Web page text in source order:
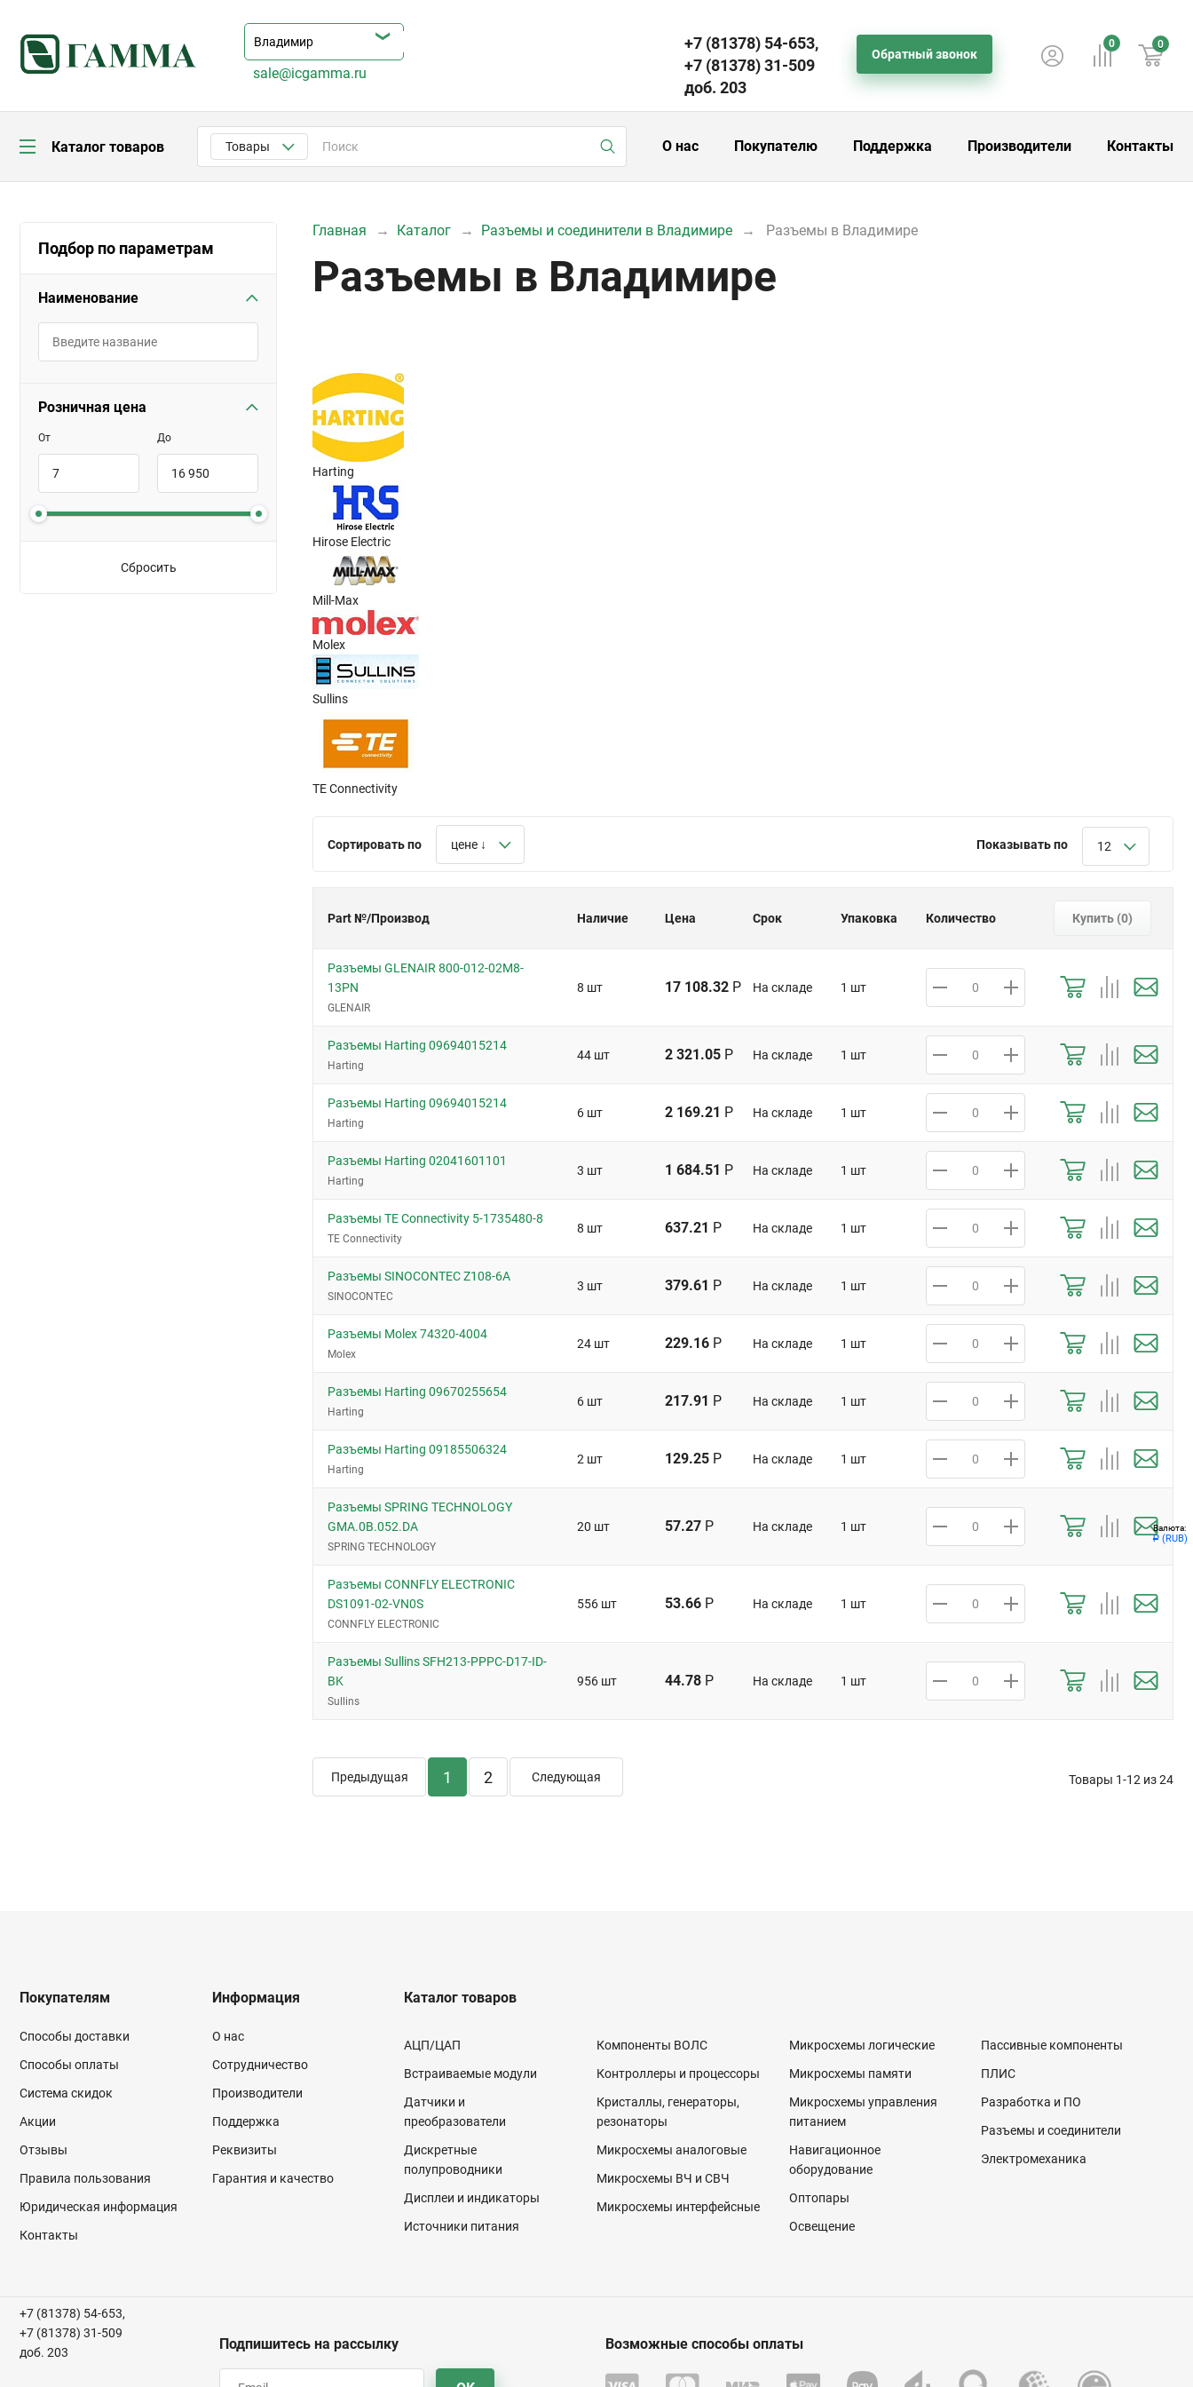
Валюта:
Р (RUB)
+7 (81378) 54-653,
+7 (81378) 31-509
доб. 203
Обратный звонок
sale@icgamma.ru
0 0
Каталог товаров Товары О нас Покупателю Поддержка Производители Контакты
Подбор по параметрам
Наименование
Розничная цена
От До
Сбросить
Главная Каталог Разъемы и соединители в Владимире Разъемы в Владимире
Разъемы в Владимире
Harting
Hirose Electric
Mill-Max
Molex
Sullins
TE Connectivity
Сортировать по цене ↓ Показывать по 12
Part №/Производ Наличие Цена Срок Упаковка Количество Купить (0)
Разъемы GLENAIR 800-012-02M8-
13PN
GLENAIR
8 шт 17 108.32 Р На складе 1 шт
Разъемы Harting 09694015214
Harting
44 шт 2 321.05 Р На складе 1 шт
Разъемы Harting 09694015214
Harting
6 шт 2 169.21 Р На складе 1 шт
Разъемы Harting 02041601101
Harting
3 шт 1 684.51 Р На складе 1 шт
Разъемы TE Connectivity 5-1735480-8
TE Connectivity
8 шт 637.21 Р На складе 1 шт
Разъемы SINOCONTEC Z108-6A
SINOCONTEC
3 шт 379.61 Р На складе 1 шт
Разъемы Molex 74320-4004
Molex
24 шт 229.16 Р На складе 1 шт
Разъемы Harting 09670255654
Harting
6 шт 217.91 Р На складе 1 шт
Разъемы Harting 09185506324
Harting
2 шт 129.25 Р На складе 1 шт
Разъемы SPRING TECHNOLOGY
GMA.0B.052.DA
SPRING TECHNOLOGY
20 шт 57.27 Р На складе 1 шт
Разъемы CONNFLY ELECTRONIC
DS1091-02-VN0S
CONNFLY ELECTRONIC
556 шт 53.66 Р На складе 1 шт
Разъемы Sullins SFH213-PPPC-D17-ID-
BK
Sullins
956 шт 44.78 Р На складе 1 шт
Предыдущая 1 2 Следующая Товары 1-12 из24
Покупателям
Способы доставки
Способы оплаты
Система скидок
Акции
Отзывы
Правила пользования
Юридическая информация
Контакты
Информация
О нас
Сотрудничество
Производители
Поддержка
Реквизиты
Гарантия и качество
Каталог товаров
АЦП/ЦАП
Встраиваемые модули
Датчики и
преобразователи
Дискретные
полупроводники
Дисплеи и индикаторы
Источники питания
Компоненты ВОЛС
Контроллеры и процессоры
Кристаллы, генераторы,
резонаторы
Микросхемы аналоговые
Микросхемы ВЧ и СВЧ
Микросхемы интерфейсные
Микросхемы логические
Микросхемы памяти
Микросхемы управления
питанием
Навигационное
оборудование
Оптопары
Освещение
Пассивные компоненты
ПЛИС
Разработка и ПО
Разъемы и соединители
Электромеханика
Подпишитесь на рассылку
+7 (81378) 54-653,
+7 (81378) 31-509
доб. 203
Возможные способы оплаты